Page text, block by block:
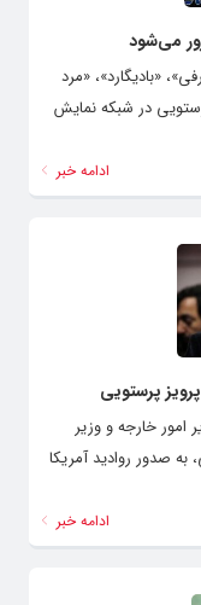
می‌شود
«آدم برفی»، «بادیگارد»، «مرد
در شبکه نمایش
ادامه خبر
پرستویی
امور خارجه و وزیر
صدور روادید آمریکا
ادامه خبر